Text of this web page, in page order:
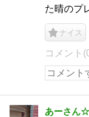
た晴のプ
ナイス
コメント
あーさん☆